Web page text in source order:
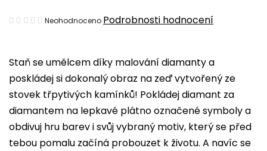
Staň se umělcem díky malování diamanty a
poskládej si dokonalý obraz na zeď vytvořený ze
stovek třpytivých kamínků! Pokládej diamant za
diamantem na lepkavé plátno označené symboly a
obdivuj hru barev i svůj vybraný motiv, který se před
tebou pomalu začíná probouzet k životu. A navíc se
Průměrné
je
0,0
z
5
hvězdiček.
Neohodnoceno Podrobnosti hodnocení